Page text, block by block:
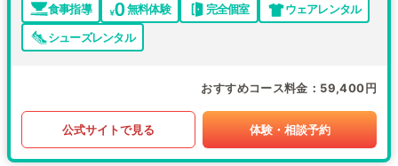
食事指導 無料体験 完全個室
ウェアレンタル
シューズレンタル
おすすめコース料金 59,400円
公式サイトで見る 体験・相談予約